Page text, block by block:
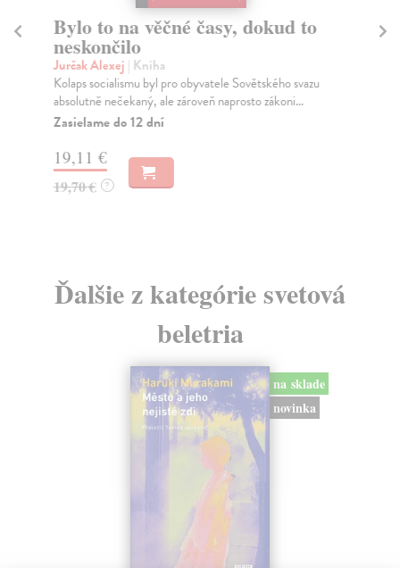
Bylo to na věčné časy, dokud to
neskončilo
Jurčak Alexej | Kniha
Kolaps socialismu byl pro obyvatele Sovětského svazu
absolutně nečekaný, ale zároveň naprosto zákoni...
Zasielame do 12 dní
19,11 €
19,70 € ?
Ďalšie z kategórie svetová
beletria
na sklade
novinka